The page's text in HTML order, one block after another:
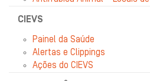
CIEVS
Painel da Saúde
Alertas e Clippings
Ações do CIEVS